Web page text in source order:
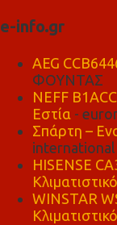
e-info.gr
AEG
ΦΟΥΝΤΑΣ
NEFF
Εστία -
Σπάρτη –
international
HISENSE
Κλιματιστικό
WINSTAR
Κλιματιστικό